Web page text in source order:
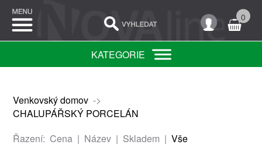
0
KATEGORIE
Venkovský domov->
CHALUPÁŘSKÝ PORCELÁN
Řazení: Cena| Název| Skladem | Vše